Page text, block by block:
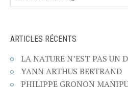
ARTICLES RÉCENTS
LA NATURE N’EST PAS UN
YANN ARTHUS BERTRAND
PHILIPPE GRONON